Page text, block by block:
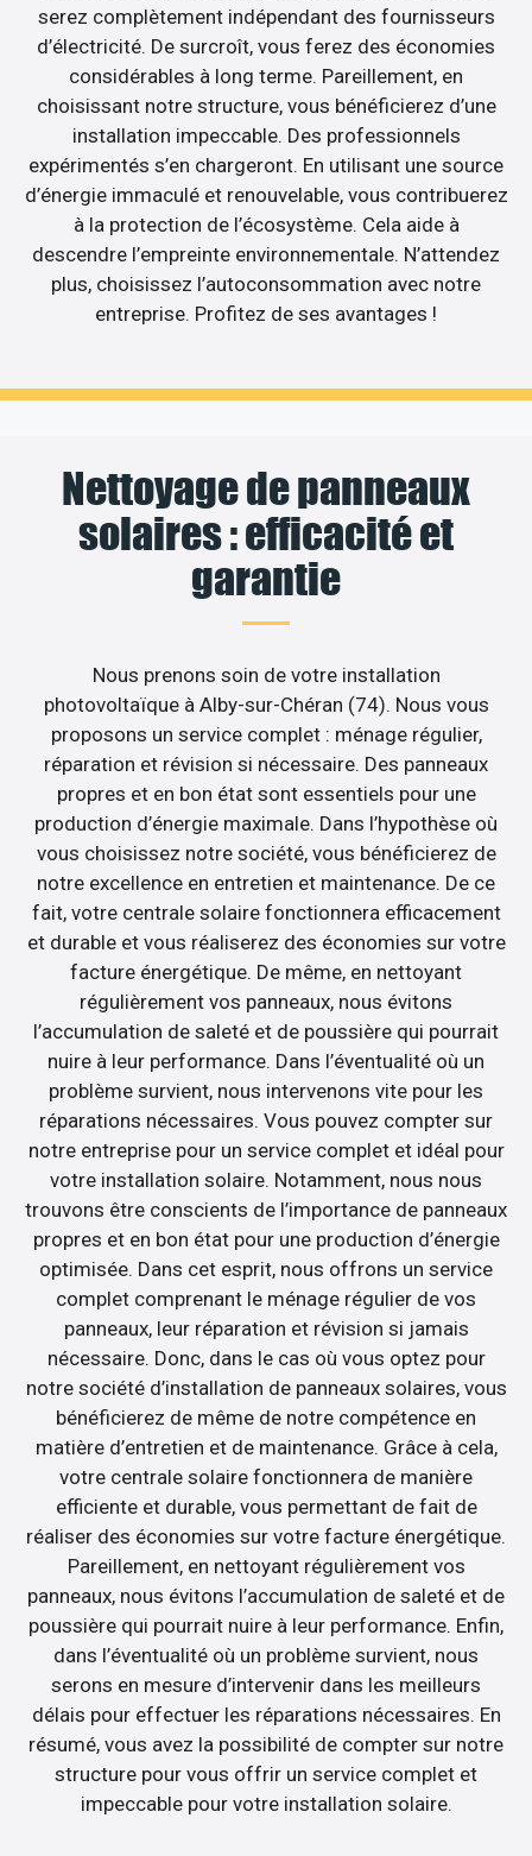
serez complètement indépendant des fournisseurs
d’électricité. De surcroît, vous ferez des économies
considérables à long terme. Pareillement, en
choisissant notre structure, vous bénéficierez d’une
installation impeccable. Des professionnels
expérimentés s’en chargeront. En utilisant une source
d’énergie immaculé et renouvelable, vous contribuerez
à la protection de l’écosystème. Cela aide à
descendre l’empreinte environnementale. N’attendez
plus, choisissez l’autoconsommation avec notre
entreprise. Profitez de ses avantages !
Nettoyage de panneaux
solaires : efficacité et
garantie
Nous prenons soin de votre installation
photovoltaïque à Alby-sur-Chéran (74). Nous vous
proposons un service complet : ménage régulier,
réparation et révision si nécessaire. Des panneaux
propres et en bon état sont essentiels pour une
production d’énergie maximale. Dans l’hypothèse où
vous choisissez notre société, vous bénéficierez de
notre excellence en entretien et maintenance. De ce
fait, votre centrale solaire fonctionnera efficacement
et durable et vous réaliserez des économies sur votre
facture énergétique. De même, en nettoyant
régulièrement vos panneaux, nous évitons
l’accumulation de saleté et de poussière qui pourrait
nuire à leur performance. Dans l’éventualité où un
problème survient, nous intervenons vite pour les
réparations nécessaires. Vous pouvez compter sur
notre entreprise pour un service complet et idéal pour
votre installation solaire. Notamment, nous nous
trouvons être conscients de l’importance de panneaux
propres et en bon état pour une production d’énergie
optimisée. Dans cet esprit, nous offrons un service
complet comprenant le ménage régulier de vos
panneaux, leur réparation et révision si jamais
nécessaire. Donc, dans le cas où vous optez pour
notre société d’installation de panneaux solaires, vous
bénéficierez de même de notre compétence en
matière d’entretien et de maintenance. Grâce à cela,
votre centrale solaire fonctionnera de manière
efficiente et durable, vous permettant de fait de
réaliser des économies sur votre facture énergétique.
Pareillement, en nettoyant régulièrement vos
panneaux, nous évitons l’accumulation de saleté et de
poussière qui pourrait nuire à leur performance. Enfin,
dans l’éventualité où un problème survient, nous
serons en mesure d’intervenir dans les meilleurs
délais pour effectuer les réparations nécessaires. En
résumé, vous avez la possibilité de compter sur notre
structure pour vous offrir un service complet et
impeccable pour votre installation solaire.